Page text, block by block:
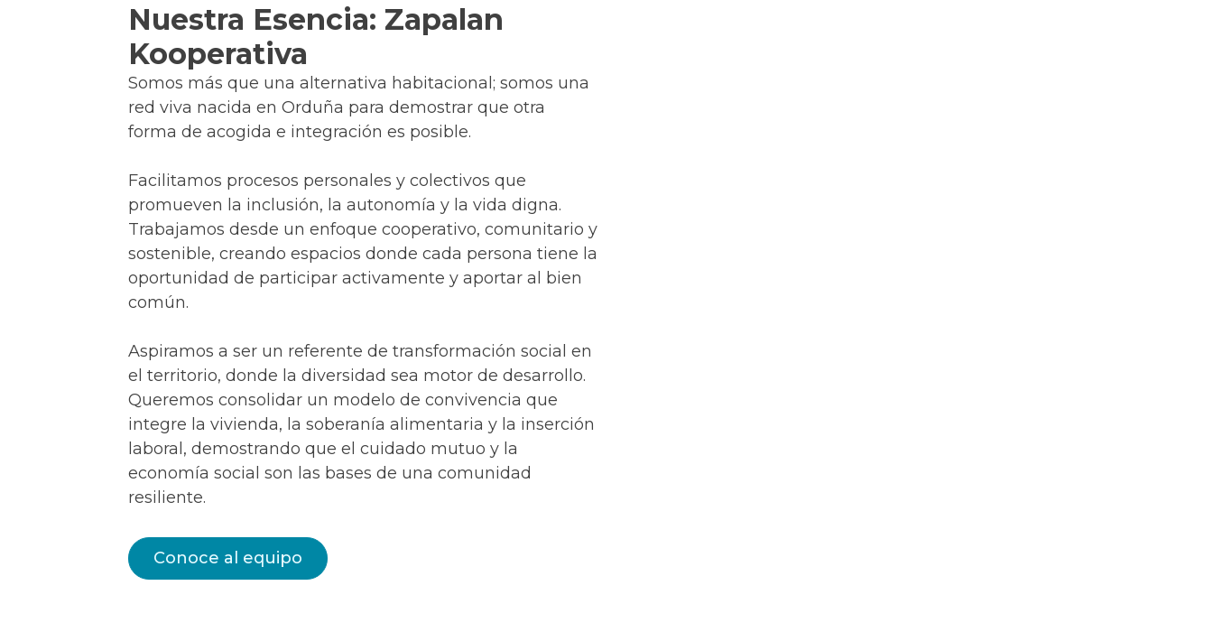
Nuestra Esencia: Zapalan
Kooperativa
Somos más que una alternativa habitacional; somos una
red viva nacida en Orduña para demostrar que otra
forma de acogida e integración es posible.
Facilitamos procesos personales y colectivos que
promueven la inclusión, la autonomía y la vida digna.
Trabajamos desde un enfoque cooperativo, comunitario y
sostenible, creando espacios donde cada persona tiene la
oportunidad de participar activamente y aportar al bien
común.
Aspiramos a ser un referente de transformación social en
el territorio, donde la diversidad sea motor de desarrollo.
Queremos consolidar un modelo de convivencia que
integre la vivienda, la soberanía alimentaria y la inserción
laboral, demostrando que el cuidado mutuo y la
economía social son las bases de una comunidad
resiliente.
Conoce al equipo